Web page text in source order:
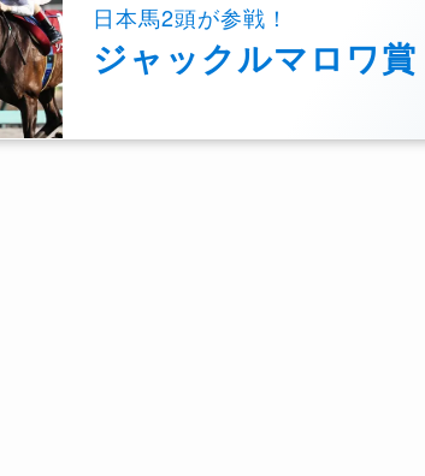
日本馬2頭が参戦！
ジャックルマロワ賞